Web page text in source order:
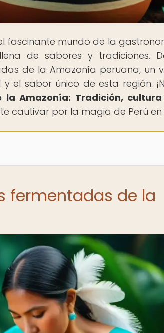
fascinante mundo de la
de sabores y tradiciones.
de la Amazonía peruana, un
el sabor único de esta región.
la Amazonía: Tradición,
cautivar por la magia de Perú
fermentadas de la